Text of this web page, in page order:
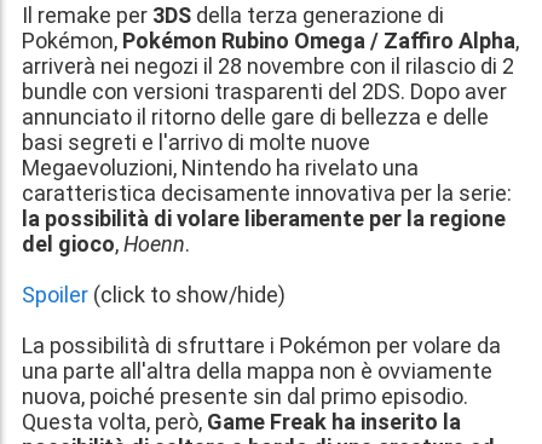
Il remake per 3DS della terza generazione di
Pokémon, Pokémon Rubino Omega / Zaffiro Alpha,
arriverà nei negozi il 28 novembre con il rilascio di 2
bundle con versioni trasparenti del 2DS. Dopo aver
annunciato il ritorno delle gare di bellezza e delle
basi segreti e l'arrivo di molte nuove
Megaevoluzioni, Nintendo ha rivelato una
caratteristica decisamente innovativa per la serie:
la possibilità di volare liberamente per la regione
del gioco,Hoenn.
Spoiler (click to show/hide)
La possibilità di sfruttare i Pokémon per volare da
una parte all'altra della mappa non è ovviamente
nuova, poiché presente sin dal primo episodio.
Questa volta, però, Game Freak ha inserito la